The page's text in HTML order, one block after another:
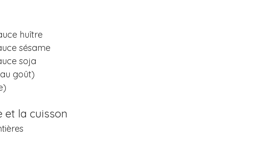
huître
sésame
soja
goût)
et la cuisson